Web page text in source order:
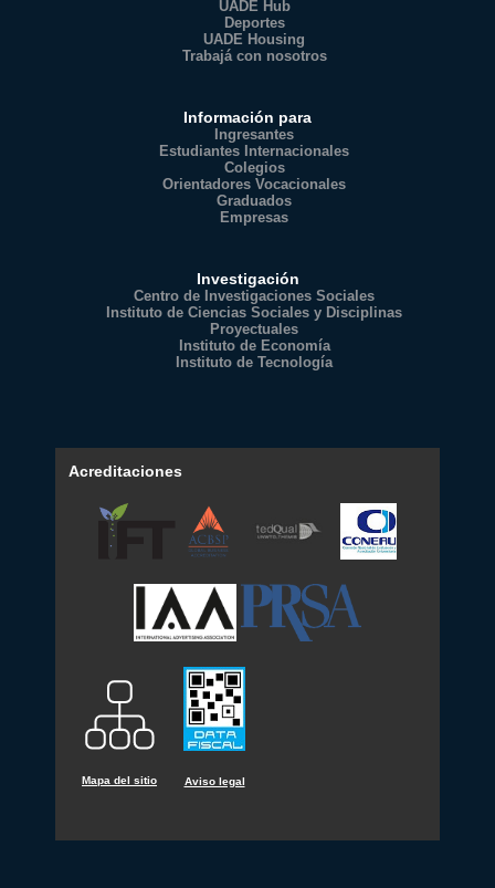
UADE Hub
Deportes
UADE Housing
Trabajá con nosotros
Información para
Ingresantes
Estudiantes Internacionales
Colegios
Orientadores Vocacionales
Graduados
Empresas
Investigación
Centro de Investigaciones Sociales
Instituto de Ciencias Sociales y Disciplinas
Proyectuales
Instituto de Economía
Instituto de Tecnología
Acreditaciones
Mapa del sitio Aviso legal